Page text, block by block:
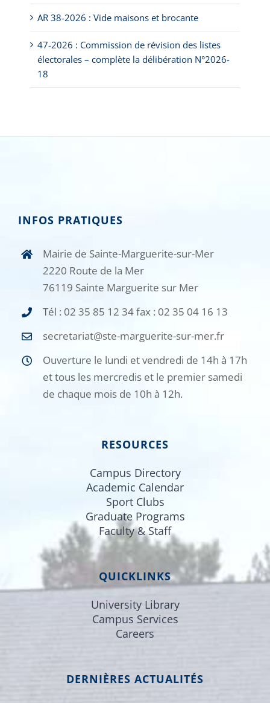
AR 38-2026 : Vide maisons et brocante
47-2026 : Commission de révision des listes
électorales – complète la délibération N°2026-
18
INFOS PRATIQUES
Mairie de Sainte-Marguerite-sur-Mer
2220 Route de la Mer
76119 Sainte Marguerite sur Mer
Tél : 02 35 85 12 34 fax : 02 35 04 16 13
secretariat@ste-marguerite-sur-mer.fr
Ouverture le lundi et vendredi de 14h à 17h
et tous les mercredis et le premier samedi
de chaque mois de 10h à 12h.
RESOURCES
Campus Directory
Academic Calendar
Sport Clubs
Graduate Programs
Faculty & Staff
QUICKLINKS
University Library
Campus Services
Careers
DERNIÈRES ACTUALITÉS